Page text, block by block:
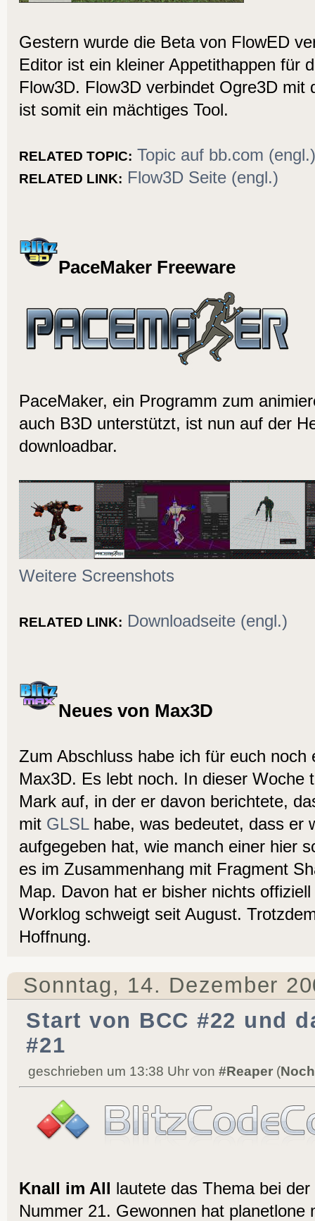
Gestern wurde die Beta von FlowED
Editor ist ein kleiner Appetithappen für
Flow3D. Flow3D verbindet Ogre3D mit
ist somit ein mächtiges Tool.
RELATED TOPIC: Topic auf bb.com (engl.)
RELATED LINK: Flow3D Seite (engl.)
PaceMaker Freeware
PaceMaker, ein Programm zum
auch B3D unterstützt, ist nun auf der
downloadbar.
Weitere Screenshots
RELATED LINK: Downloadseite (engl.)
Neues von Max3D
Zum Abschluss habe ich für euch noch
Max3D. Es lebt noch. In dieser Woche
Mark auf, in der er davon berichtete,
mit GLSLhabe, was bedeutet, dass er
aufgegeben hat, wie manch einer hier
es im Zusammenhang mit Fragment
Map. Davon hat er bisher nichts
Worklog schweigt seit August.
Hoffnung.
Sonntag, 14. Dezember
Start von BCC #22 und
#21
geschrieben um 13:38 Uhr von#Reaper (
Knall im All lautete das Thema bei
Nummer 21. Gewonnen hat